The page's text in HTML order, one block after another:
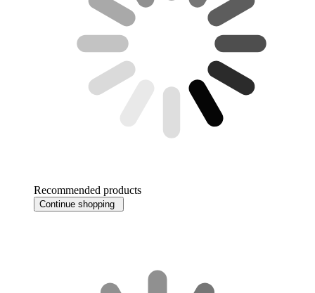
Recommended products
Continue shopping